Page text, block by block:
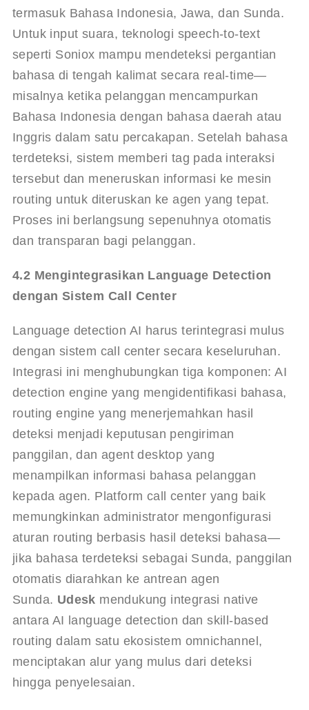
termasuk Bahasa Indonesia, Jawa, dan Sunda.
Untuk input suara, teknologi speech-to-text
seperti Soniox mampu mendeteksi pergantian
bahasa di tengah kalimat secara real-time—
misalnya ketika pelanggan mencampurkan
Bahasa Indonesia dengan bahasa daerah atau
Inggris dalam satu percakapan. Setelah bahasa
terdeteksi, sistem memberi tag pada interaksi
tersebut dan meneruskan informasi ke mesin
routing untuk diteruskan ke agen yang tepat.
Proses ini berlangsung sepenuhnya otomatis
dan transparan bagi pelanggan.
4.2 Mengintegrasikan Language Detection
dengan Sistem Call Center
Language detection AI harus terintegrasi mulus
dengan sistem call center secara keseluruhan.
Integrasi ini menghubungkan tiga komponen: AI
detection engine yang mengidentifikasi bahasa,
routing engine yang menerjemahkan hasil
deteksi menjadi keputusan pengiriman
panggilan, dan agent desktop yang
menampilkan informasi bahasa pelanggan
kepada agen. Platform call center yang baik
memungkinkan administrator mengonfigurasi
aturan routing berbasis hasil deteksi bahasa—
jika bahasa terdeteksi sebagai Sunda, panggilan
otomatis diarahkan ke antrean agen
Sunda. Udesk mendukung integrasi native
antara AI language detection dan skill-based
routing dalam satu ekosistem omnichannel,
menciptakan alur yang mulus dari deteksi
hingga penyelesaian.